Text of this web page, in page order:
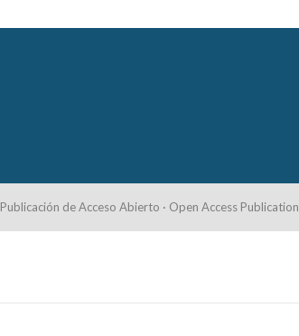
Publicación de Acceso Abierto · Open Access Publication